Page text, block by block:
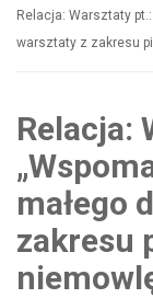
Relacja: Warsztaty
warsztaty z zakresu
Relacja:
małego
zakresu